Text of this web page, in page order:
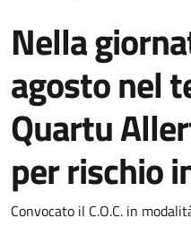
Nella
agosto nel
Quartu
per rischio
Dettagli della
Convocato il C.O.C. in